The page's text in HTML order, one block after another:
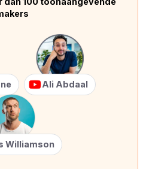
Ali Abdaal
Williamson